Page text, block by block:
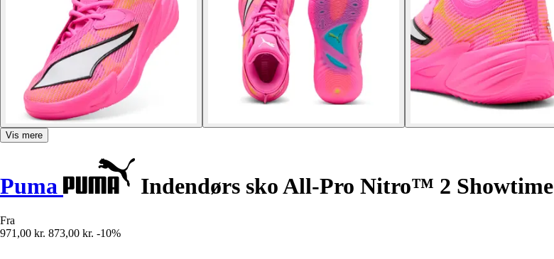
Vis mere
Puma Indendørs sko All-Pro Nitro™ 2 Showtime
Fra
971,00 kr. 873,00 kr. -10%